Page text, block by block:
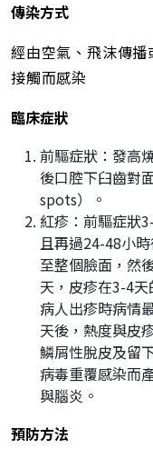
傳染方式
經由空氣、飛沫傳
接觸而感染
臨床症狀
前驅症狀：發高
後口腔下臼齒對
spots）。
紅疹：前驅症狀
且再過24-48小
至整個臉面，然
天，皮疹在3-4
病人出疹時病情
天後，熱度與皮
鱗屑性脫皮及留
病毒重覆感染而
與腦炎。
預防方法